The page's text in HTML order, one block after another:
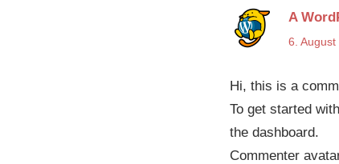
A
6.
Hi, this is a
To get started
the dashboard.
Commenter